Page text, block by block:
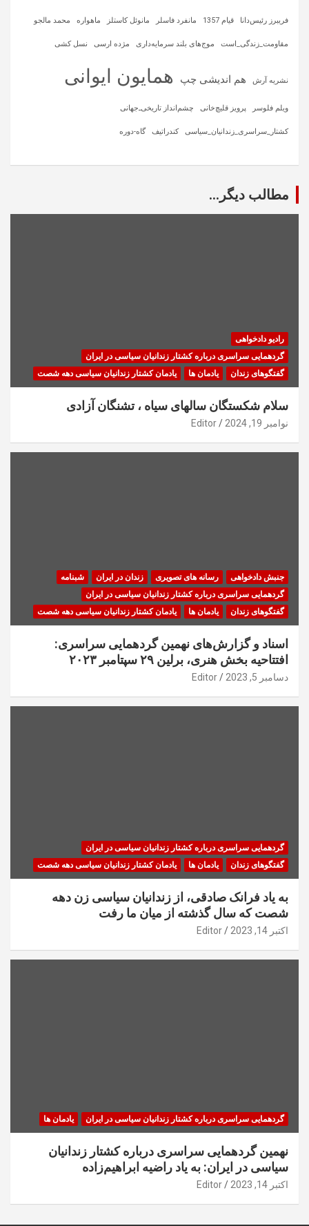
فریبرز رئیس‌دانا قیام 1357 مانفرد فاسلر مانوئل کاستلز ماهواره‌ محمد مالجو
مقاومت_زندگی_است موج‌های بلند سرمایه‌داری مژده ارسی نسل کشی
نشریه آرش هم اندیشی چپ همایون ایوانی
ویلم فلوسر پرویز قلیچ‌خانی چشم‌انداز تاریخی‌ـ‌جهانی
کشتار_سراسری_زندانیان_سیاسی کندراتیف گاه-دوره
مطالب دیگر...
رادیو دادخواهی
گردهمایی سراسری درباره کشتار زندانیان سیاسی در ایران
گفتگوهای زندان
یادمان ها یادمان کشتار زندانیان سیاسی دهه شصت
سلام شکستگان سالهای سیاه ، تشنگان آزادی
نوامبر 19, 2024 Editor
جنبش دادخواهی رسانه های تصویری زندان در ایران
شبنامه
گردهمایی سراسری درباره کشتار زندانیان سیاسی در ایران
گفتگوهای زندان
یادمان ها یادمان کشتار زندانیان سیاسی دهه شصت
اسناد و گزارش‌های نهمین گردهمایی سراسری:
افتتاحیه بخش هنری، برلین ۲۹ سپتامبر ۲۰۲۳
دسامبر 5, 2023 Editor
گردهمایی سراسری درباره کشتار زندانیان سیاسی در ایران
گفتگوهای زندان
یادمان ها یادمان کشتار زندانیان سیاسی دهه شصت
به یاد فرانک صادقی، از زندانیان سیاسی زن دهه
شصت که سال گذشته از میان ما رفت
اکتبر 14, 2023 Editor
گردهمایی سراسری درباره کشتار زندانیان سیاسی در ایران یادمان ها
نهمین گردهمایی سراسری درباره کشتار زندانیان
سیاسی در ایران: به یاد راضیه ابراهیم‌زاده
اکتبر 14, 2023 Editor